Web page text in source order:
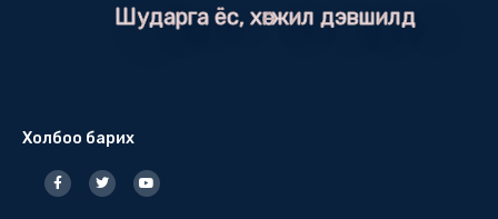
Шударга ёс, хөгжил дэвшилд
Холбоо барих
F
a
c
T
w
i
Y
o
u